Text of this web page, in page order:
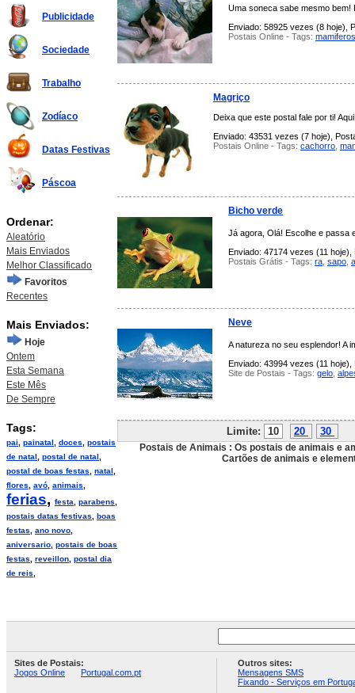
Publicidade
Sociedade
Trabalho
Zodíaco
Datas Festivas
Páscoa
Ordenar:
Aleatório
Mais Enviados
Melhor Classificado
Favoritos
Recentes
Mais Enviados:
Hoje
Ontem
Esta Semana
Este Mês
De Sempre
Tags:
pai painatal doces
postais
de natal
postal de natal
postal de boas festas
natal
flores
avó animais
ferias, festa parabens
postais datas festivas
boas
festas
ano novo
aniversario postais de boas
festas
reveillon postal dia
de reis
Uma soneca sabe mesmo
Enviado: 58925 vezes (8 hoje),
Postais Online - Tags: mamiferos
Magriço
Deixa que este postal fale por ti!
Enviado: 43531 vezes (7 hoje),
Postais Online - Tags: cachorro
Bicho verde
Já agora, Olá! Escolhe e passa
Enviado: 47174 vezes (11
Postais Grátis - Tags: ra sapo
Neve
A natureza no seu esplendor! A
Enviado: 43994 vezes (11
Site de Postais - Tags: gelo
Limite: 10 20 30
Postais de Animais : Os postais de animais e
Cartões de animais e
Sites de Postais:
Jogos Online
Portugal.com.pt
Outros sites:
Mensagens SMS
Fixando - Serviços em